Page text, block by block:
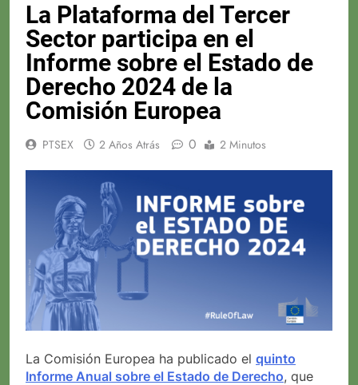
La Plataforma del Tercer
Sector participa en el
Informe sobre el Estado de
Derecho 2024 de la
Comisión Europea
PTSEX 2 Años Atrás 0 2 Minutos
La Comisión Europea ha publicado el quinto
Informe Anual sobre el Estado de Derecho, que